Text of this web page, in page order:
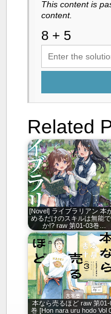
This content is
content.
Related
[Novel] ライブラリアン 本
めるだけのスキルは無能
か!? raw 第01-03巻…
本なら売るほど raw 第01-
巻 [Hon nara uru hodo Vol